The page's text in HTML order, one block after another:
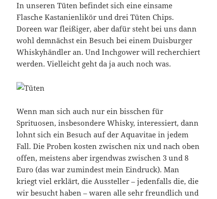
In unseren Tüten befindet sich eine einsame
Flasche Kastanienlikör und drei Tüten Chips.
Doreen war fleißiger, aber dafür steht bei uns dann
wohl demnächst ein Besuch bei einem Duisburger
Whiskyhändler an. Und Inchgower will recherchiert
werden. Vielleicht geht da ja auch noch was.
Wenn man sich auch nur ein bisschen für
Sprituosen, insbesondere Whisky, interessiert, dann
lohnt sich ein Besuch auf der Aquavitae in jedem
Fall. Die Proben kosten zwischen nix und nach oben
offen, meistens aber irgendwas zwischen 3 und 8
Euro (das war zumindest mein Eindruck). Man
kriegt viel erklärt, die Aussteller – jedenfalls die, die
wir besucht haben – waren alle sehr freundlich und